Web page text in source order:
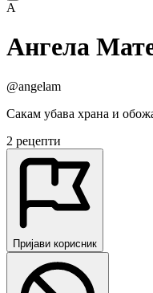
А
Ангела
@angelam
Сакам убава храна и
2 рецепти
Пријави корисник